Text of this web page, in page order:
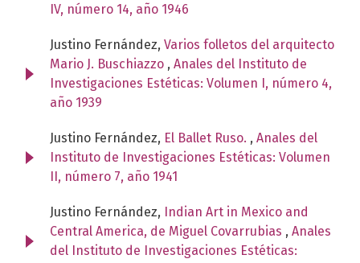
IV, número 14, año 1946
Justino Fernández, Varios folletos del arquitecto
Mario J. Buschiazzo , Anales del Instituto de
Investigaciones Estéticas: Volumen I, número 4,
año 1939
Justino Fernández, El Ballet Ruso. , Anales del
Instituto de Investigaciones Estéticas: Volumen
II, número 7, año 1941
Justino Fernández, Indian Art in Mexico and
Central America, de Miguel Covarrubias , Anales
del Instituto de Investigaciones Estéticas: